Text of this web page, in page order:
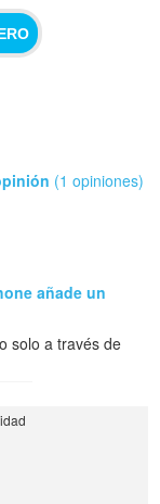
(1 opiniones)
añade un
solo a través de